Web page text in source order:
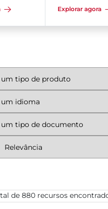
Explorar agora
de 880 recursos